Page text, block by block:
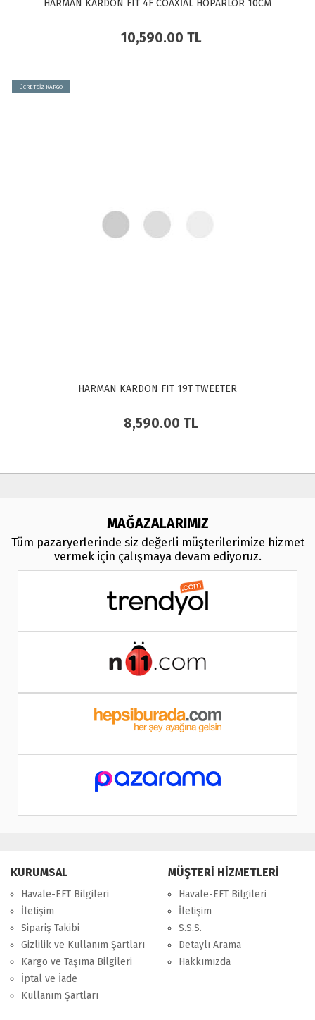
HARMAN KARDON FIT 4F COAXİAL HOPARLÖR 10CM
10,590.00 TL
ÜCRETSİZ KARGO
HARMAN KARDON FIT 19T TWEETER
8,590.00 TL
MAĞAZALARIMIZ
Tüm pazaryerlerinde siz değerli müşterilerimize hizmet
vermek için çalışmaya devam ediyoruz.
KURUMSAL
Havale-EFT Bilgileri
İletişim
Sipariş Takibi
Gizlilik ve Kullanım Şartları
Kargo ve Taşıma Bilgileri
İptal ve İade
Kullanım Şartları
MÜŞTERİ HİZMETLERİ
Havale-EFT Bilgileri
İletişim
S.S.S.
Detaylı Arama
Hakkımızda